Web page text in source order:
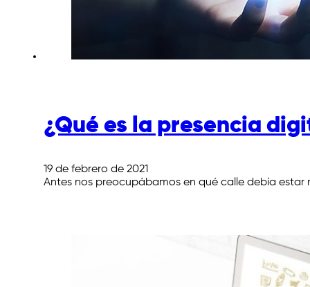
¿Qué es la presencia
19 de febrero de 2021
Antes nos preocupábamos en qué calle debía